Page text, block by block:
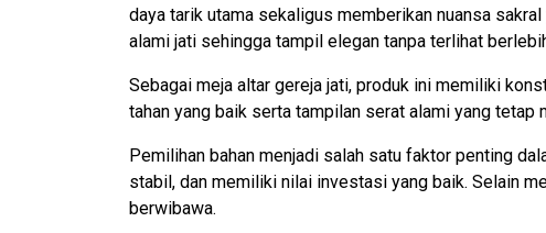
daya tarik utama sekaligus memberikan nuansa
alami jati sehingga tampil elegan tanpa terlihat
Sebagai meja altar gereja jati, produk ini memiliki
tahan yang baik serta tampilan serat alami yang tetap
Pemilihan bahan menjadi salah satu faktor penting
stabil, dan memiliki nilai investasi yang baik. Selain
berwibawa.